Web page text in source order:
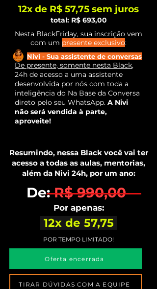
12x de R$ 57,75 sem juros
total: R$ 693,00
Nesta BlackFriday, sua inscrição vem
com um presente exclusivo:
Nivi - Sua assistente de conversas
De presente, somente nesta Black,
24h de acesso a uma assistente
desenvolvida por nós com toda a
inteligência do Na Base da Conversa
direto pelo seu WhatsApp. A Nivi
não será vendida à parte,
aproveite!
Resumindo, nessa Black você vai ter
acesso a todas as aulas, mentorias,
além da Nivi 24h, por um ano:
De:R$ 990,00
Por apenas:
12x de 57,75
POR TEMPO LIMITADO!
Oferta encerrada
TIRAR DÚVIDAS COM A EQUIPE